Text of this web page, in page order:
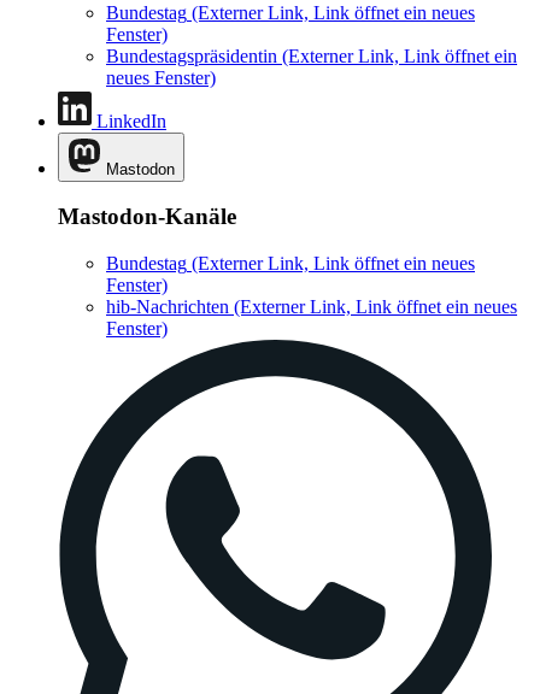
Bundestag (Externer Link, Link öffnet ein neues
Fenster)
Bundestagspräsidentin (Externer Link, Link öffnet ein
neues Fenster)
LinkedIn
Mastodon
Mastodon-Kanäle
Bundestag (Externer Link, Link öffnet ein neues
Fenster)
hib-Nachrichten (Externer Link, Link öffnet ein neues
Fenster)